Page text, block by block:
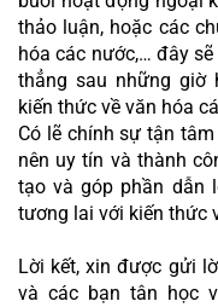
thảo luận, hoặc các
hóa các nước,… đây
thẳng sau những giờ
kiến thức về văn hóa
Có lẽ chính sự tận
nên uy tín và thành
tạo và góp phần dẫn
tương lai với kiến thức
Lời kết, xin được gửi
và các bạn tân học